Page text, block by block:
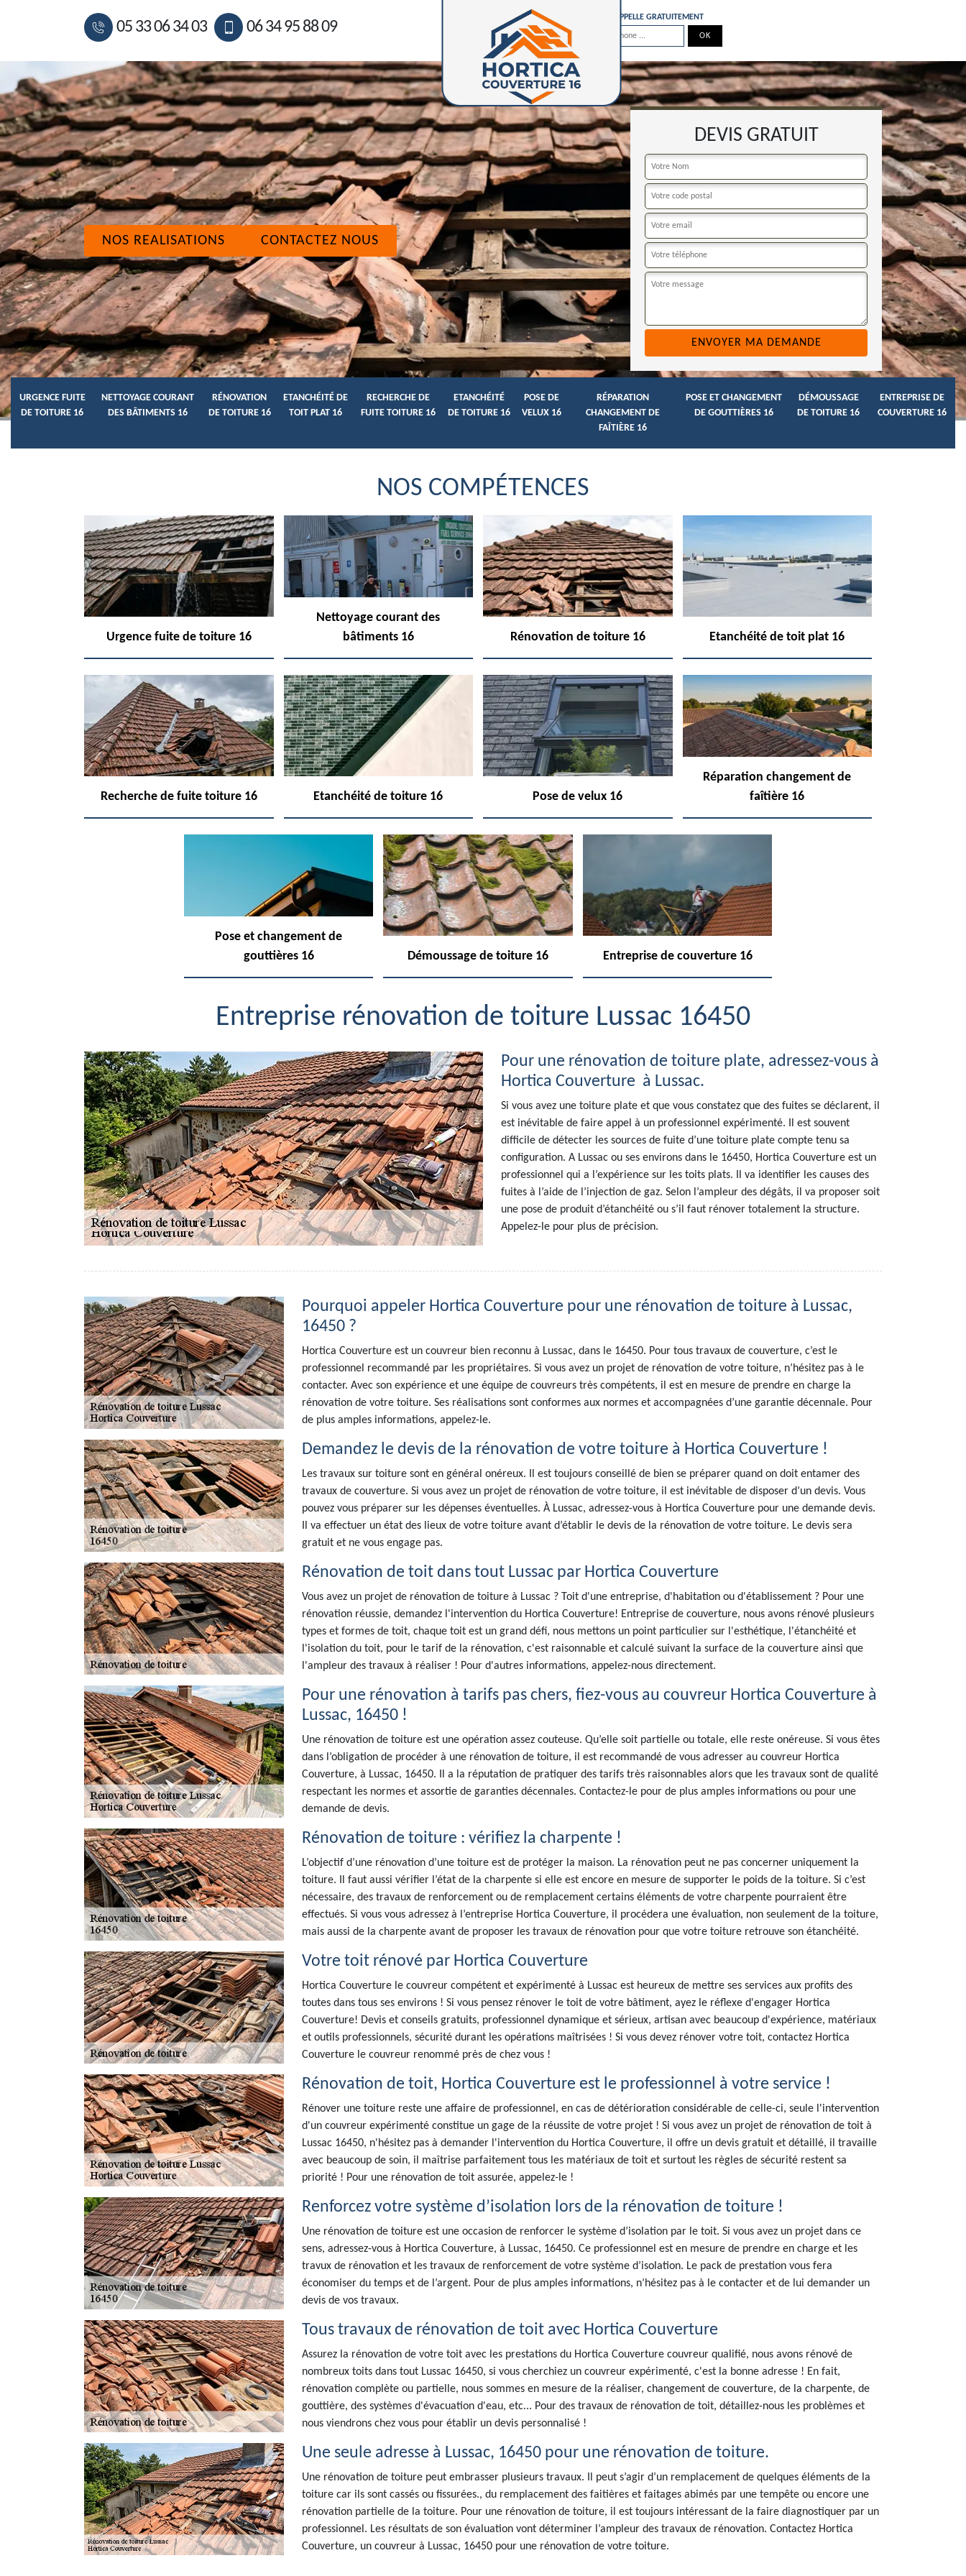
05 33 06 34 03 06 34 95 88 09
ON VOUS RAPPELLE GRATUITEMENT
NOS REALISATIONS CONTACTEZ NOUS
DEVIS GRATUIT
URGENCE FUITE
DE TOITURE 16
NETTOYAGE COURANT
DES BÂTIMENTS 16
RÉNOVATION
DE TOITURE 16
ETANCHÉITÉ DE
TOIT PLAT 16
RECHERCHE DE
FUITE TOITURE 16
ETANCHÉITÉ
DE TOITURE 16
POSE DE
VELUX 16
RÉPARATION
CHANGEMENT DE
FAÎTIÈRE 16
POSE ET CHANGEMENT
DE GOUTTIÈRES 16
DÉMOUSSAGE
DE TOITURE 16
ENTREPRISE DE
COUVERTURE 16
NOS COMPÉTENCES
Urgence fuite de toiture 16
Nettoyage courant des
bâtiments 16
Rénovation de toiture 16 Etanchéité de toit plat 16
Recherche de fuite toiture 16 Etanchéité de toiture 16 Pose de velux 16
Réparation changement de
faîtière 16
Pose et changement de
gouttières 16
Démoussage de toiture 16 Entreprise de couverture 16
Entreprise rénovation de toiture Lussac 16450
Pour une rénovation de toiture plate, adressez-vous à
Hortica Couverture à Lussac.
Si vous avez une toiture plate et que vous constatez que des fuites se déclarent, il
est inévitable de faire appel à un professionnel expérimenté. Il est souvent
difficile de détecter les sources de fuite d’une toiture plate compte tenu sa
configuration. A Lussac ou ses environs dans le 16450, Hortica Couverture est un
professionnel qui a l’expérience sur les toits plats. Il va identifier les causes des
fuites à l’aide de l’injection de gaz. Selon l’ampleur des dégâts, il va proposer soit
une pose de produit d’étanchéité ou s’il faut rénover totalement la structure.
Appelez-le pour plus de précision.
Pourquoi appeler Hortica Couverture pour une rénovation de toiture à Lussac,
16450 ?
Hortica Couverture est un couvreur bien reconnu à Lussac, dans le 16450. Pour tous travaux de couverture, c’est le
professionnel recommandé par les propriétaires. Si vous avez un projet de rénovation de votre toiture, n’hésitez pas à le
contacter. Avec son expérience et une équipe de couvreurs très compétents, il est en mesure de prendre en charge la
rénovation de votre toiture. Ses réalisations sont conformes aux normes et accompagnées d’une garantie décennale. Pour
de plus amples informations, appelez-le.
Demandez le devis de la rénovation de votre toiture à Hortica Couverture !
Les travaux sur toiture sont en général onéreux. Il est toujours conseillé de bien se préparer quand on doit entamer des
travaux de couverture. Si vous avez un projet de rénovation de votre toiture, il est inévitable de disposer d’un devis. Vous
pouvez vous préparer sur les dépenses éventuelles. À Lussac, adressez-vous à Hortica Couverture pour une demande devis.
Il va effectuer un état des lieux de votre toiture avant d’établir le devis de la rénovation de votre toiture. Le devis sera
gratuit et ne vous engage pas.
Rénovation de toit dans tout Lussac par Hortica Couverture
Vous avez un projet de rénovation de toiture à Lussac ? Toit d'une entreprise, d'habitation ou d'établissement ? Pour une
rénovation réussie, demandez l'intervention du Hortica Couverture! Entreprise de couverture, nous avons rénové plusieurs
types et formes de toit, chaque toit est un grand défi, nous mettons un point particulier sur l'esthétique, l'étanchéité et
l'isolation du toit, pour le tarif de la rénovation, c'est raisonnable et calculé suivant la surface de la couverture ainsi que
l'ampleur des travaux à réaliser ! Pour d'autres informations, appelez-nous directement.
Pour une rénovation à tarifs pas chers, fiez-vous au couvreur Hortica Couverture à
Lussac, 16450 !
Une rénovation de toiture est une opération assez couteuse. Qu’elle soit partielle ou totale, elle reste onéreuse. Si vous êtes
dans l’obligation de procéder à une rénovation de toiture, il est recommandé de vous adresser au couvreur Hortica
Couverture, à Lussac, 16450. Il a la réputation de pratiquer des tarifs très raisonnables alors que les travaux sont de qualité
respectant les normes et assortie de garanties décennales. Contactez-le pour de plus amples informations ou pour une
demande de devis.
Rénovation de toiture : vérifiez la charpente !
L’objectif d’une rénovation d’une toiture est de protéger la maison. La rénovation peut ne pas concerner uniquement la
toiture. Il faut aussi vérifier l’état de la charpente si elle est encore en mesure de supporter le poids de la toiture. Si c’est
nécessaire, des travaux de renforcement ou de remplacement certains éléments de votre charpente pourraient être
effectués. Si vous vous adressez à l’entreprise Hortica Couverture, il procédera une évaluation, non seulement de la toiture,
mais aussi de la charpente avant de proposer les travaux de rénovation pour que votre toiture retrouve son étanchéité.
Votre toit rénové par Hortica Couverture
Hortica Couverture le couvreur compétent et expérimenté à Lussac est heureux de mettre ses services aux profits des
toutes dans tous ses environs ! Si vous pensez rénover le toit de votre bâtiment, ayez le réflexe d'engager Hortica
Couverture! Devis et conseils gratuits, professionnel dynamique et sérieux, artisan avec beaucoup d'expérience, matériaux
et outils professionnels, sécurité durant les opérations maîtrisées ! Si vous devez rénover votre toit, contactez Hortica
Couverture le couvreur renommé près de chez vous !
Rénovation de toit, Hortica Couverture est le professionnel à votre service !
Rénover une toiture reste une affaire de professionnel, en cas de détérioration considérable de celle-ci, seule l'intervention
d'un couvreur expérimenté constitue un gage de la réussite de votre projet ! Si vous avez un projet de rénovation de toit à
Lussac 16450, n'hésitez pas à demander l'intervention du Hortica Couverture, il offre un devis gratuit et détaillé, il travaille
avec beaucoup de soin, il maîtrise parfaitement tous les matériaux de toit et surtout les règles de sécurité restent sa
priorité ! Pour une rénovation de toit assurée, appelez-le !
Renforcez votre système d’isolation lors de la rénovation de toiture !
Une rénovation de toiture est une occasion de renforcer le système d’isolation par le toit. Si vous avez un projet dans ce
sens, adressez-vous à Hortica Couverture, à Lussac, 16450. Ce professionnel est en mesure de prendre en charge et les
travux de rénovation et les travaux de renforcement de votre système d’isolation. Le pack de prestation vous fera
économiser du temps et de l’argent. Pour de plus amples informations, n’hésitez pas à le contacter et de lui demander un
devis de vos travaux.
Tous travaux de rénovation de toit avec Hortica Couverture
Assurez la rénovation de votre toit avec les prestations du Hortica Couverture couvreur qualifié, nous avons rénové de
nombreux toits dans tout Lussac 16450, si vous cherchiez un couvreur expérimenté, c'est la bonne adresse ! En fait,
rénovation complète ou partielle, nous sommes en mesure de la réaliser, changement de couverture, de la charpente, de
gouttière, des systèmes d'évacuation d'eau, etc... Pour des travaux de rénovation de toit, détaillez-nous les problèmes et
nous viendrons chez vous pour établir un devis personnalisé !
Une seule adresse à Lussac, 16450 pour une rénovation de toiture.
Une rénovation de toiture peut embrasser plusieurs travaux. Il peut s’agir d’un remplacement de quelques éléments de la
toiture car ils sont cassés ou fissurées., du remplacement des faitières et faitages abimés par une tempête ou encore une
rénovation partielle de la toiture. Pour une rénovation de toiture, il est toujours intéressant de la faire diagnostiquer par un
professionnel. Les résultats de son évaluation vont déterminer l’ampleur des travaux de rénovation. Contactez Hortica
Couverture, un couvreur à Lussac, 16450 pour une rénovation de votre toiture.